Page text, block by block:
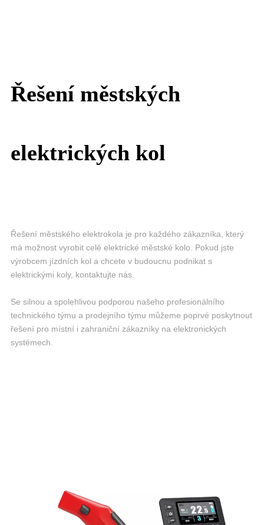
Řešení městských
elektrických kol
Řešení městského elektrokola je pro každého zákazníka, který
má možnost vyrobit celé elektrické městské kolo. Pokud jste
výrobcem jízdních kol a chcete v budoucnu podnikat s
elektrickými koly, kontaktujte nás.
Se silnou a spolehlivou podporou našeho profesionálního
technického týmu a prodejního týmu můžeme poprvé poskytnout
řešení pro místní i zahraniční zákazníky na elektronických
systémech.